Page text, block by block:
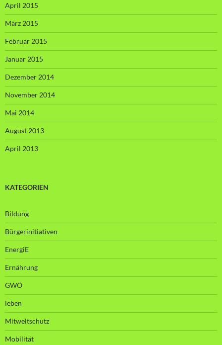
April 2015
März 2015
Februar 2015
Januar 2015
Dezember 2014
November 2014
Mai 2014
August 2013
April 2013
KATEGORIEN
Bildung
Bürgerinitiativen
EnergiE
Ernährung
GWÖ
leben
Mitweltschutz
Mobilität